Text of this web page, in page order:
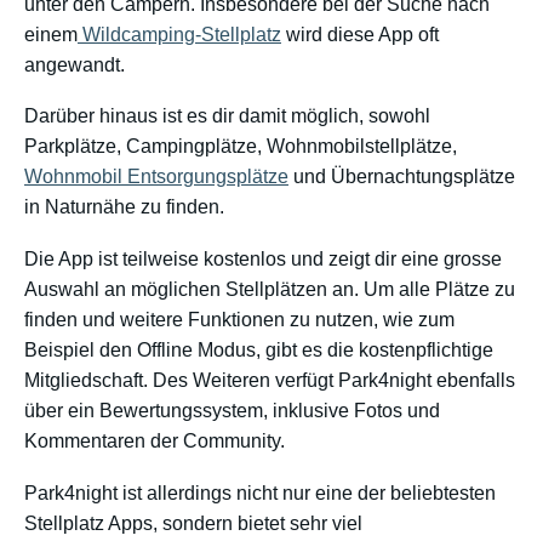
einem Wildcamping-Stellplatz wird diese App oft
angewandt.
Darüber hinaus ist es dir damit möglich, sowohl
Parkplätze, Campingplätze, Wohnmobilstellplätze,
Wohnmobil Entsorgungsplätze und Übernachtungsplätze
in Naturnähe zu finden.
Die App ist teilweise kostenlos und zeigt dir eine grosse
Auswahl an möglichen Stellplätzen an. Um alle Plätze zu
finden und weitere Funktionen zu nutzen, wie zum
Beispiel den Offline Modus, gibt es die kostenpflichtige
Mitgliedschaft. Des Weiteren verfügt Park4night ebenfalls
über ein Bewertungssystem, inklusive Fotos und
Kommentaren der Community.
Park4night ist allerdings nicht nur eine der beliebtesten
Stellplatz Apps, sondern bietet sehr viel